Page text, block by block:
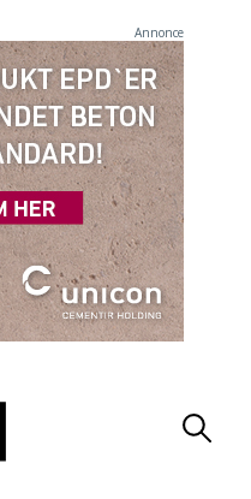
Annonce